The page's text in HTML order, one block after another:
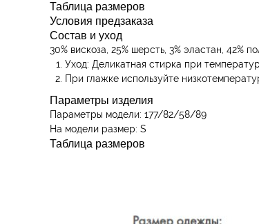
Таблица размеров
Условия предзаказа
Состав и уход
30% вискоза, 25% шерсть, 3% эластан, 42%
Уход: Деликатная стирка при
При глажке используйте
Параметры изделия
Параметры модели: 177/82/58/89
На модели размер: S
Таблица размеров